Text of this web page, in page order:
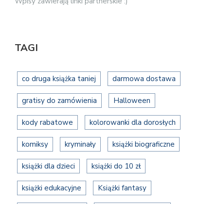
TAGI
co druga książka taniej darmowa dostawa
gratisy do zamówienia Halloween
kody rabatowe kolorowanki dla dorosłych
komiksy kryminały książki biograficzne
książki dla dzieci książki do 10 zł
książki edukacyjne Książki fantasy